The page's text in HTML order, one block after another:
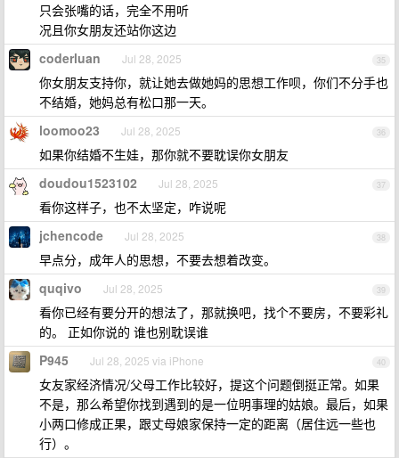
只会张嘴的话，完全不用听
况且你女朋友还站你这边
35
coderluan Jul 28, 2025
你女朋友支持你，就让她去做她妈的思想工作呗，你们不分手也
不结婚，她妈总有松口那一天。
36
loomoo23 Jul 28, 2025
如果你结婚不生娃，那你就不要耽误你女朋友
37
doudou1523102 Jul 28, 2025
看你这样子，也不太坚定，咋说呢
38
jchencode Jul 28, 2025
早点分，成年人的思想，不要去想着改变。
39
quqivo Jul 28, 2025
看你已经有要分开的想法了，那就换吧，找个不要房，不要彩礼
的。 正如你说的 谁也别耽误谁
40
P945 Jul 28, 2025 via iPhone
女友家经济情况/父母工作比较好，提这个问题倒挺正常。如果
不是，那么希望你找到遇到的是一位明事理的姑娘。最后，如果
小两口修成正果，跟丈母娘家保持一定的距离（居住远一些也
行）。